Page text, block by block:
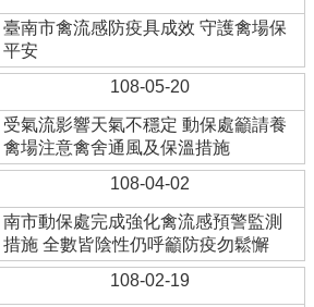
臺南市禽流感防疫具成效 守護禽場保
平安
108-05-20
受氣流影響天氣不穩定 動保處籲請養
禽場注意禽舍通風及保溫措施
108-04-02
南市動保處完成強化禽流感預警監測
措施 全數皆陰性仍呼籲防疫勿鬆懈
108-02-19